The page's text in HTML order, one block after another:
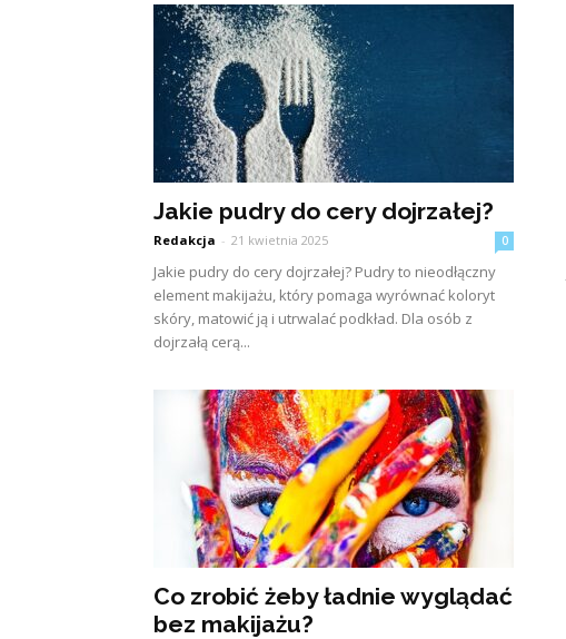
Jakie pudry do cery dojrzałej?
Redakcja - 21 kwietnia 2025 0
Jakie pudry do cery dojrzałej? Pudry to nieodłączny
element makijażu, który pomaga wyrównać koloryt
skóry, matowić ją i utrwalać podkład. Dla osób z
dojrzałą cerą...
Co zrobić żeby ładnie wyglądać
bez makijażu?